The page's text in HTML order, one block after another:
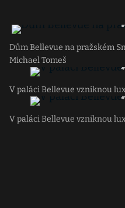
Dům Bellevue na pražském
Michael Tomeš
V paláci Bellevue vzniknou
V paláci Bellevue vzniknou